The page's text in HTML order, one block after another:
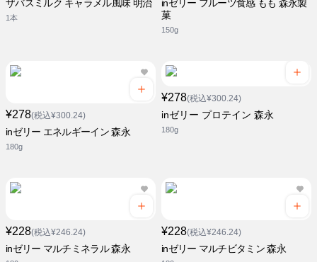
ザバスミルク キャラメル風味 明治
1本
inゼリー フルーツ食感 もも 森永製
菓
150g
¥278(税込¥300.24)
inゼリー エネルギーイン 森永
180g
¥278(税込¥300.24)
inゼリー プロテイン 森永
180g
¥228(税込¥246.24)
inゼリー マルチミネラル 森永
¥228(税込¥246.24)
inゼリー マルチビタミン 森永